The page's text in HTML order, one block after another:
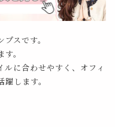
スです。
。
ルに合わせやすく、オフィ
します。